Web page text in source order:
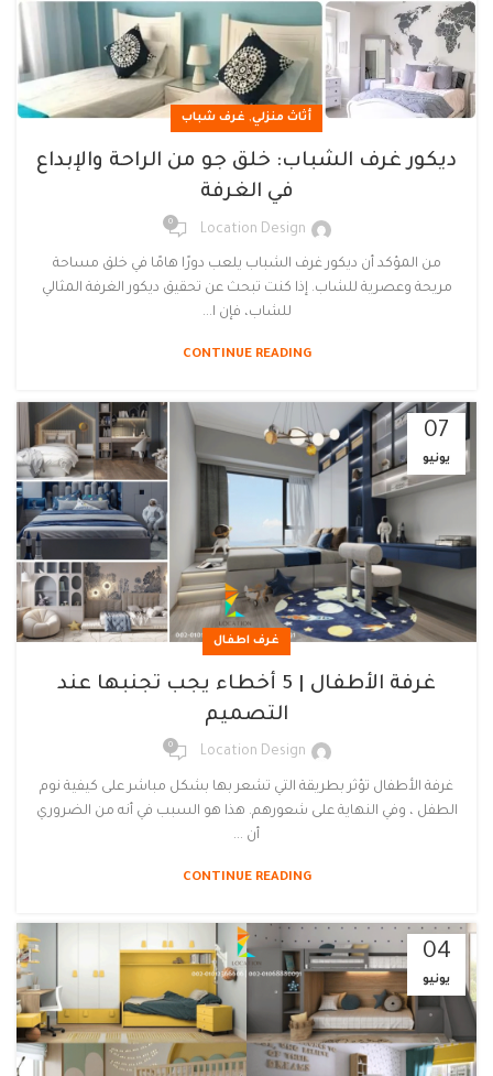
أثاث منزلي, غرف شباب
ديكور غرف الشباب: خلق جو من الراحة والإبداع
في الغرفة
Location Design
0
من المؤكد أن ديكور غرف الشباب يلعب دورًا هامًا في خلق مساحة
مريحة وعصرية للشاب. إذا كنت تبحث عن تحقيق ديكور الغرفة المثالي
للشاب، فإن ا...
CONTINUE READING
07
يونيو
غرف اطفال
غرفة الأطفال | 5 أخطاء يجب تجنبها عند
التصميم
Location Design
0
غرفة الأطفال تؤثر بطريقة التي تشعر بها بشكل مباشر على كيفية نوم
الطفل ، وفي النهاية على شعورهم. هذا هو السبب في أنه من الضروري
أن ...
CONTINUE READING
04
يونيو